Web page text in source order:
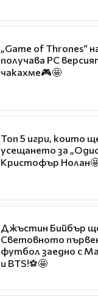
„Game of Thrones“
получава PC
чакахме🎮🤩
Топ 5 игри, които
усещането за
Кристофър
Джъстин Бийбър
Световното
футбол заедно с
и BTS!⚽🤩